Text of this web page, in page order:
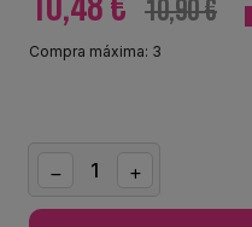
10,90 €
Compra máxima: 3